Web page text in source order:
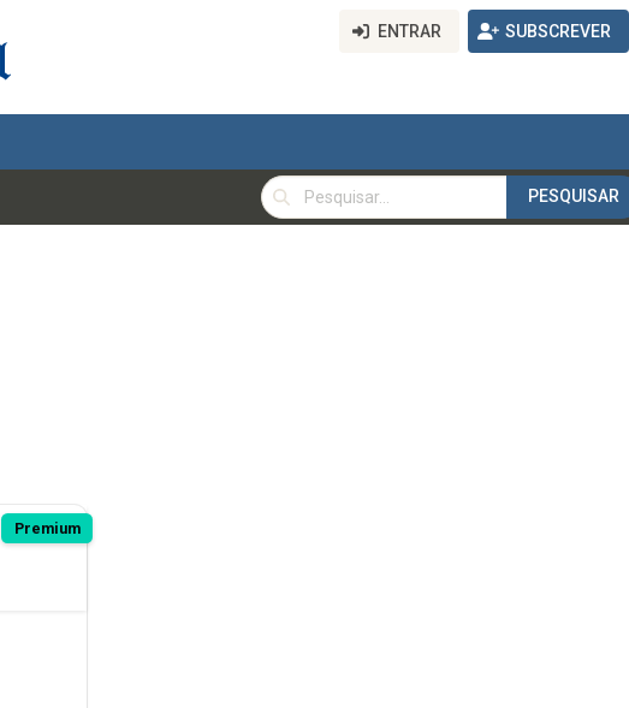
ENTRAR SUBSCREVER
PESQUISAR
PESQUISAR
Premium